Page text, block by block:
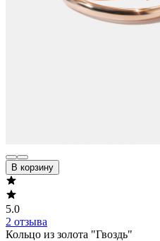
В корзину
5.0
2 отзыва
Кольцо из золота "Гвоздь"